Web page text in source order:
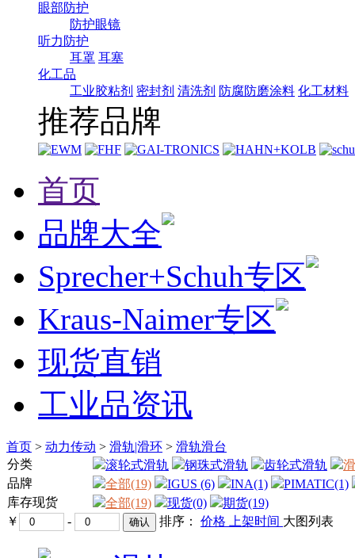
眼部防护
防护眼镜
听力防护
耳罩 耳塞
化工品
工业胶粘剂 密封剂 清洗剂 防腐防磨涂料 化工材料
推荐品牌
首页
品牌大全
Sprecher+Schuh专区
Kraus-Naimer专区
现货直销
工业品资讯
首页 > 动力传动 > 滑轨|滑环 > 滑轨滑台
分类
滚轮式滑轨 钢珠式滑轨 齿轮式滑轨
品牌
全部(19) IGUS (6) INA(1)
PIMATIC(1)
库存现货
全部(19) 现货(0)
期货(19)
￥
- 排序： 价格 上架时间 大图列表